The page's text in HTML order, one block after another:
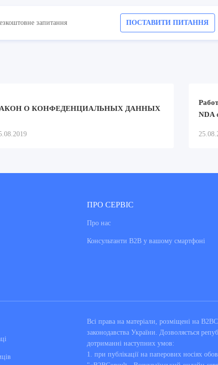
запитання ПОСТАВИТИ ПИТАННЯ
О КОНФЕДЕНЦИАЛЬНЫХ ДАННЫХ
NDA
ПРО СЕРВІС
Про нас
Консультанти В2В у вашому смартфоні
Всі права на матеріали, розміщені на
законодавства України. Дозволяється
дотриманні наступних умов:
1. при публікації на паперових носіях